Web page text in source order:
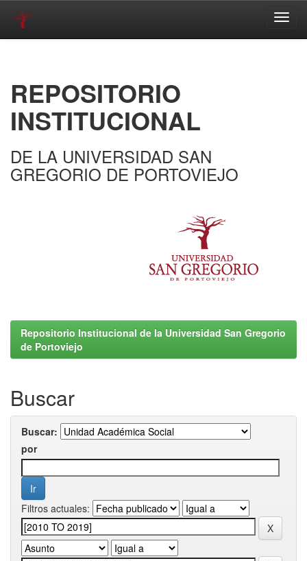
REPOSITORIO
INSTITUCIONAL
DE LA UNIVERSIDAD SAN
GREGORIO DE PORTOVIEJO
Repositorio Institucional de la Universidad San Gregorio
de Portoviejo
Buscar
Buscar:
por
Filtros actuales: